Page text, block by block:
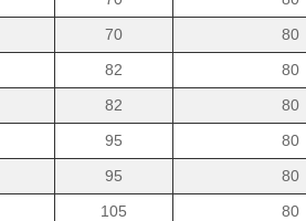
70
80
82
80
82
80
95
80
95
80
105
80